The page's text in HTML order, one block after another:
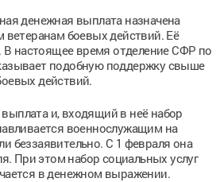
денежная выплата назначена
ветеранам боевых действий. Её
В настоящее время отделение СФР по
подобную поддержку свыше
действий.
и, входящий в неё набор
военнослужащим на
беззаявительно. С 1 февраля она
При этом набор социальных услуг
в денежном выражении.